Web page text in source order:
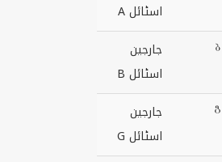
اسٹائل A
Ⴁ
جارجین
اسٹائل B
Ⴂ
جارجین
اسٹائل G